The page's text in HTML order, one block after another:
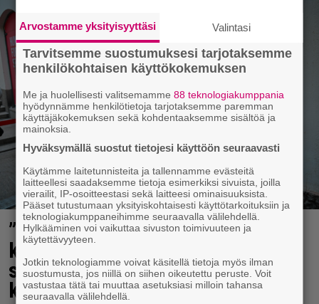
”Mitä isompi vehje, sen paremmin
kulkee” – Susanna Penttilä
suuntasi Bangbussinsa Helsingin
keskustaan
Arvostamme yksityisyyttäsi Valintasi
Tarvitsemme suostumuksesi tarjotaksemme
henkilökohtaisen käyttökokemuksen
Me ja huolellisesti valitsemamme88 teknologiakumppania
hyödynnämme henkilötietoja tarjotaksemme paremman
käyttäjäkokemuksen sekä kohdentaaksemme sisältöä ja
mainoksia.
Hyväksymällä suostut tietojesi käyttöön seuraavasti
Käytämme laitetunnisteita ja tallennamme evästeitä
laitteellesi saadaksemme tietoja esimerkiksi sivuista, joilla
vierailit, IP-osoitteestasi sekä laitteesi ominaisuuksista.
Pääset tutustumaan yksityiskohtaisesti käyttötarkoituksiin ja
teknologiakumppaneihimme seuraavalla välilehdellä.
Hylkääminen voi vaikuttaa sivuston toimivuuteen ja
käytettävyyteen.
Jotkin teknologiamme voivat käsitellä tietoja myös ilman
suostumusta, jos niillä on siihen oikeutettu peruste. Voit
vastustaa tätä tai muuttaa asetuksiasi milloin tahansa
seuraavalla välilehdellä.